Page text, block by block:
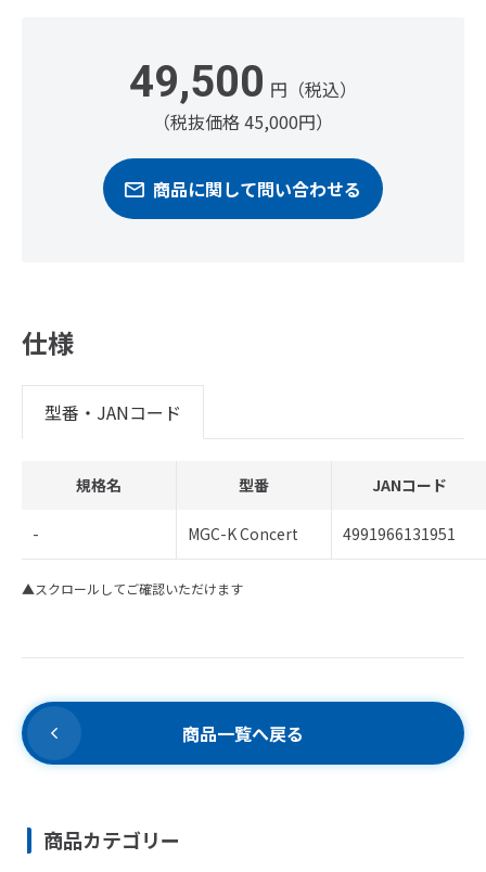
49,500 円（税込）
（税抜価格 45,000円）
商品に関して問い合わせる
仕様
型番・JANコード
規格名 型番 JANコード
- MGC-K Concert 4991966131951
▲スクロールしてご確認いただけます
商品一覧へ戻る
商品カテゴリー